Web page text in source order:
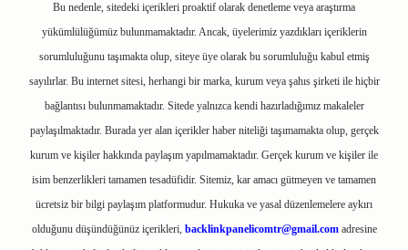
Bu nedenle, sitedeki içerikleri proaktif olarak denetleme veya araştırma
yükümlülüğümüz bulunmamaktadır. Ancak, üyelerimiz yazdıkları içeriklerin
sorumluluğunu taşımakta olup, siteye üye olarak bu sorumluluğu kabul etmiş
sayılırlar. Bu internet sitesi, herhangi bir marka, kurum veya şahıs şirketi ile hiçbir
bağlantısı bulunmamaktadır. Sitede yalnızca kendi hazırladığımız makaleler
paylaşılmaktadır. Burada yer alan içerikler haber niteliği taşımamakta olup, gerçek
kurum ve kişiler hakkında paylaşım yapılmamaktadır. Gerçek kurum ve kişiler ile
isim benzerlikleri tamamen tesadüfidir. Sitemiz, kar amacı gütmeyen ve tamamen
ücretsiz bir bilgi paylaşım platformudur. Hukuka ve yasal düzenlemelere aykırı
olduğunu düşündüğünüz içerikleri, backlinkpanelicomtr@gmail.comadresine